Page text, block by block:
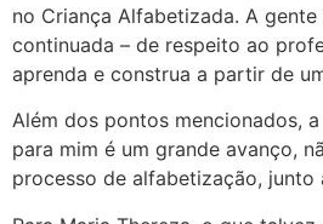
no Criança Alfabetizada. A
continuada – de respeito ao
aprenda e construa a partir de
Além dos pontos mencionados,
para mim é um grande avanço,
processo de alfabetização, junto